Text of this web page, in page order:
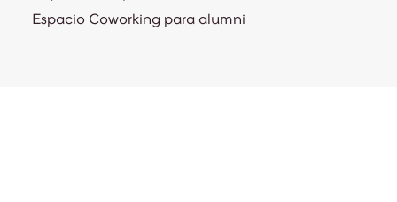
Espacio Coworking para alumni